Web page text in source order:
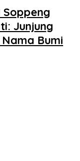
Soppeng
Junjung
Bumi